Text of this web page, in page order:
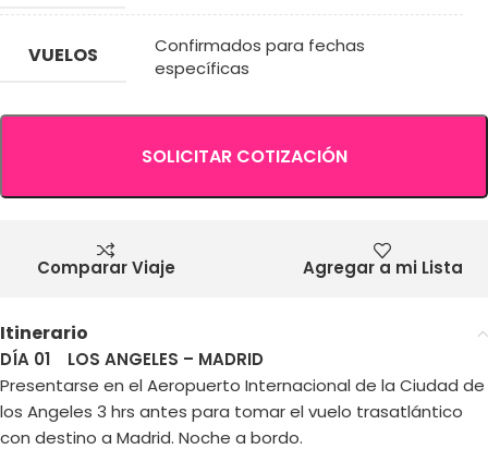
VUELOS
Confirmados para fechas
específicas
SOLICITAR COTIZACIÓN
Comparar Viaje Agregar a mi Lista
Itinerario
DÍA 01 LOS ANGELES – MADRID
Presentarse en el Aeropuerto Internacional de la Ciudad de
los Angeles 3 hrs antes para tomar el vuelo trasatlántico
con destino a Madrid. Noche a bordo.